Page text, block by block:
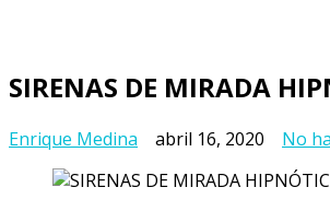
SIRENAS DE MIRADA
Enrique Medina abril 16, 2020 No